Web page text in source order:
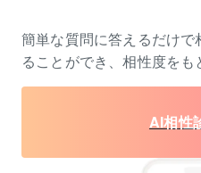
簡単な質問に答えるだけ
ることができ、相性度をも
AI相性